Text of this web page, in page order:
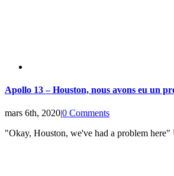
Apollo 13 – Houston, nous avons eu un
mars 6th, 2020|0 Comments
"Okay, Houston, we've had a problem